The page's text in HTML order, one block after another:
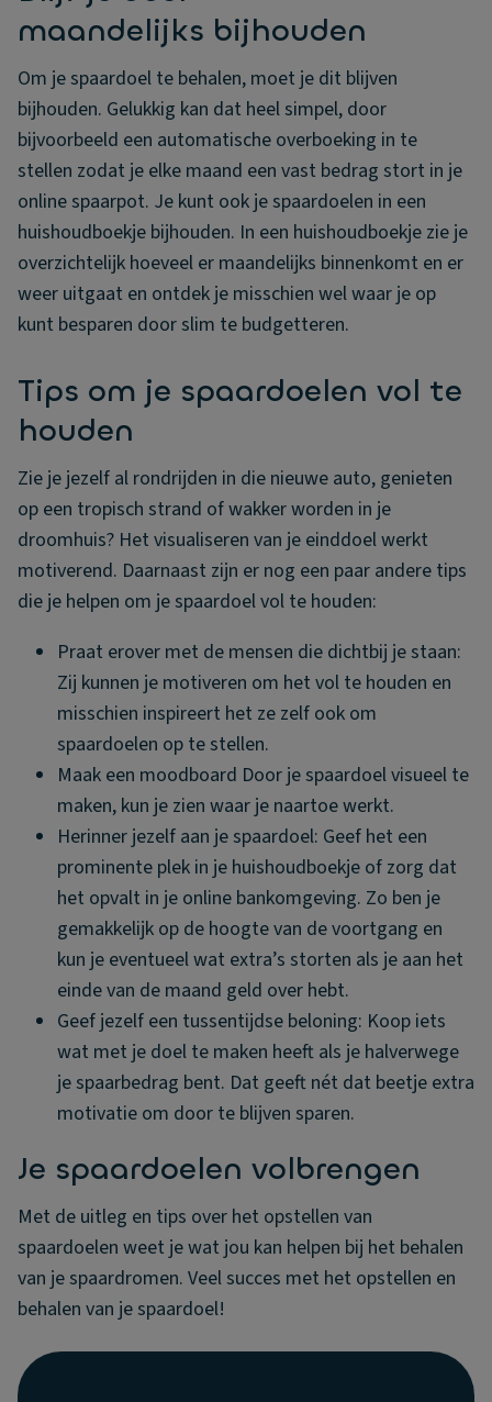
maandelijks bijhouden
Om je spaardoel te behalen, moet je dit blijven
bijhouden. Gelukkig kan dat heel simpel, door
bijvoorbeeld een automatische overboeking in te
stellen zodat je elke maand een vast bedrag stort in je
online spaarpot. Je kunt ook je spaardoelen in een
huishoudboekje bijhouden. In een huishoudboekje zie je
overzichtelijk hoeveel er maandelijks binnenkomt en er
weer uitgaat en ontdek je misschien wel waar je op
kunt besparen door slim te budgetteren.
Tips om je spaardoelen vol te
houden
Zie je jezelf al rondrijden in die nieuwe auto, genieten
op een tropisch strand of wakker worden in je
droomhuis? Het visualiseren van je einddoel werkt
motiverend. Daarnaast zijn er nog een paar andere tips
die je helpen om je spaardoel vol te houden:
Praat erover met de mensen die dichtbij je staan:
Zij kunnen je motiveren om het vol te houden en
misschien inspireert het ze zelf ook om
spaardoelen op te stellen.
Maak een moodboard Door je spaardoel visueel te
maken, kun je zien waar je naartoe werkt.
Herinner jezelf aan je spaardoel: Geef het een
prominente plek in je huishoudboekje of zorg dat
het opvalt in je online bankomgeving. Zo ben je
gemakkelijk op de hoogte van de voortgang en
kun je eventueel wat extra’s storten als je aan het
einde van de maand geld over hebt.
Geef jezelf een tussentijdse beloning: Koop iets
wat met je doel te maken heeft als je halverwege
je spaarbedrag bent. Dat geeft nét dat beetje extra
motivatie om door te blijven sparen.
Je spaardoelen volbrengen
Met de uitleg en tips over het opstellen van
spaardoelen weet je wat jou kan helpen bij het behalen
van je spaardromen. Veel succes met het opstellen en
behalen van je spaardoel!